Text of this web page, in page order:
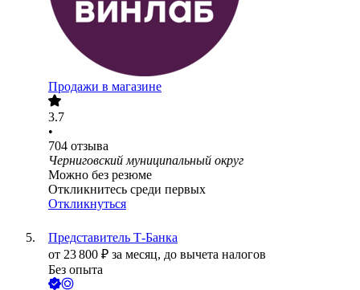
Продажи в магазине
3.7
•
704 отзыва
Черниговский муниципальный округ
Можно без резюме
Откликнитесь среди первых
Откликнуться
Представитель Т-Банка
от 23 800 ₽ за месяц, до вычета налогов
Без опыта